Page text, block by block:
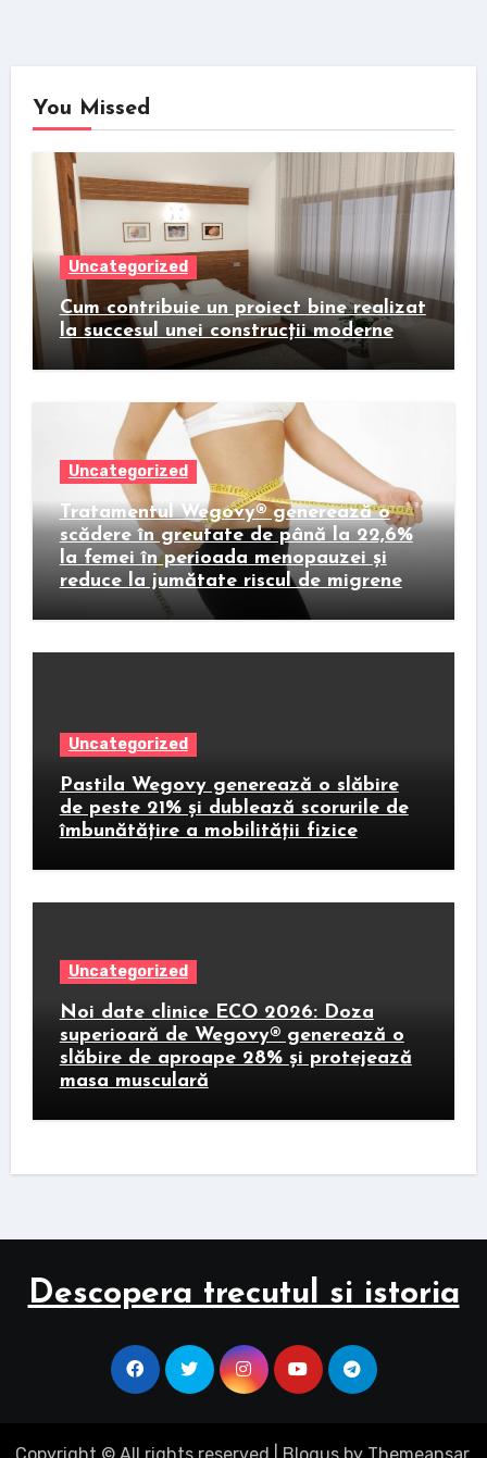
You Missed
Uncategorized
Cum contribuie un proiect bine realizat
la succesul unei construcții moderne
Uncategorized
Tratamentul Wegovy® generează o
scădere în greutate de până la 22,6%
la femei în perioada menopauzei și
reduce la jumătate riscul de migrene
Uncategorized
Pastila Wegovy generează o slăbire
de peste 21% și dublează scorurile de
îmbunătățire a mobilității fizice
Uncategorized
Noi date clinice ECO 2026: Doza
superioară de Wegovy® generează o
slăbire de aproape 28% și protejează
masa musculară
Descopera trecutul si istoria